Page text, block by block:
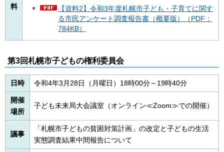
料
【資料2】令和3年度札幌市子ども・子育てに関す
る市民アンケート調査報告書（概要版）（PDF：
784KB）
第3回札幌市子どもの権利委員会
日時 令和4年3月28日（月曜日）18時00分～19時40分
開催
場所
子ども未来局大会議室（オンライン≪Zoom≫での開催）
議事
「札幌市子どもの貧困対策計画」の改定と子どもの生活
実態調査結果中間報告について